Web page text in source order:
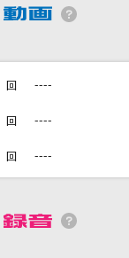
回 ----
回 ----
回 ----